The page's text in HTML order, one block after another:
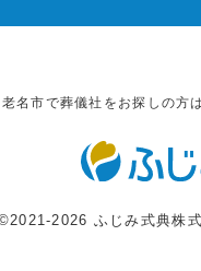
名市で葬儀社をお探しの方
2026 ふじみ式典株